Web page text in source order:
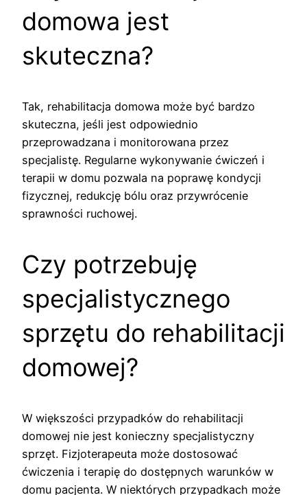
domowa jest
skuteczna?
Tak, rehabilitacja domowa może być bardzo
skuteczna, jeśli jest odpowiednio
przeprowadzana i monitorowana przez
specjalistę. Regularne wykonywanie ćwiczeń i
terapii w domu pozwala na poprawę kondycji
fizycznej, redukcję bólu oraz przywrócenie
sprawności ruchowej.
Czy potrzebuję
specjalistycznego
sprzętu do rehabilitacji
domowej?
W większości przypadków do rehabilitacji
domowej nie jest konieczny specjalistyczny
sprzęt. Fizjoterapeuta może dostosować
ćwiczenia i terapię do dostępnych warunków w
domu pacjenta. W niektórych przypadkach może